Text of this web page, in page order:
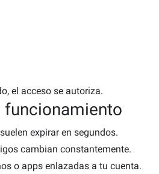
el acceso se autoriza.
funcionamiento
expirar en segundos.
cambian constantemente.
o apps enlazadas a tu cuenta.